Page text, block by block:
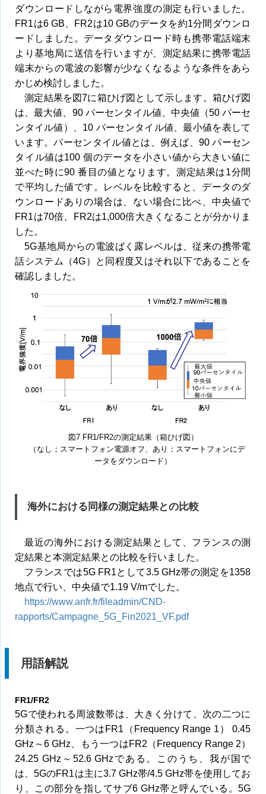
ダウンロードしながら電界強度の測定も行いました。
FR1は6 GB、FR2は10 GBのデータを約1分間ダウンロ
ードしました。データダウンロード時も携帯電話端末
より基地局に送信を行いますが、測定結果に携帯電話
端末からの電波の影響が少なくなるような条件をあら
かじめ検討しました。
測定結果を図7に箱ひげ図として示します。箱ひげ図
は、最大値、90 パーセンタイル値、中央値（50 パーセ
ンタイル値）、10 パーセンタイル値、最小値を表して
います。パーセンタイル値とは、例えば、90 パーセン
タイル値は100 個のデータを小さい値から大きい値に
並べた時に90 番目の値となります。測定結果は1分間
で平均した値です。レベルを比較すると、データのダ
ウンロードありの場合は、ない場合に比べ、中央値で
FR1は70倍、FR2は1,000倍大きくなることが分かりま
した。
5G基地局からの電波ばく露レベルは、従来の携帯電
話システム（4G）と同程度又はそれ以下であることを
確認しました。
図7 FR1/FR2の測定結果（箱ひげ図）
（なし；スマートフォン電源オフ、あり；スマートフォンにデ
ータをダウンロード）
海外における同様の測定結果との比較
最近の海外における測定結果として、フランスの測
定結果と本測定結果との比較を行いました。
フランスでは5G FR1として3.5 GHz帯の測定を1358
地点で行い、中央値で1.19 V/mでした。
https://www.anfr.fr/fileadmin/CND-
rapports/Campagne_5G_Fin2021_VF.pdf
用語解説
FR1/FR2
5Gで使われる周波数帯は、大きく分けて、次の二つに
分類される。一つはFR1（Frequency Range 1） 0.45
GHz～6 GHz、もう一つはFR2（Frequency Range 2）
24.25 GHz～52.6 GHzである。このうち、我が国で
は、5GのFR1は主に3.7 GHz帯/4.5 GHz帯を使用してお
り、この部分を指してサブ6 GHz帯と呼んでいる。5G